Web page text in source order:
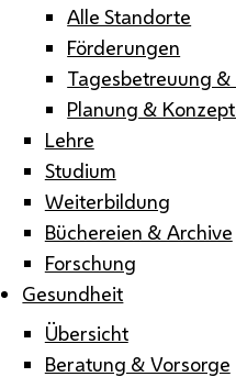
Alle Standorte
Förderungen
Tagesbetreuung
Planung &
Lehre
Studium
Weiterbildung
Büchereien & Archive
Forschung
Gesundheit
Übersicht
Beratung & Vorsorge